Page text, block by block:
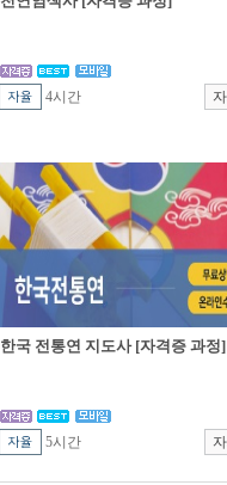
4시간
한국 전통연 지도사 [자격증 과정]
5시간